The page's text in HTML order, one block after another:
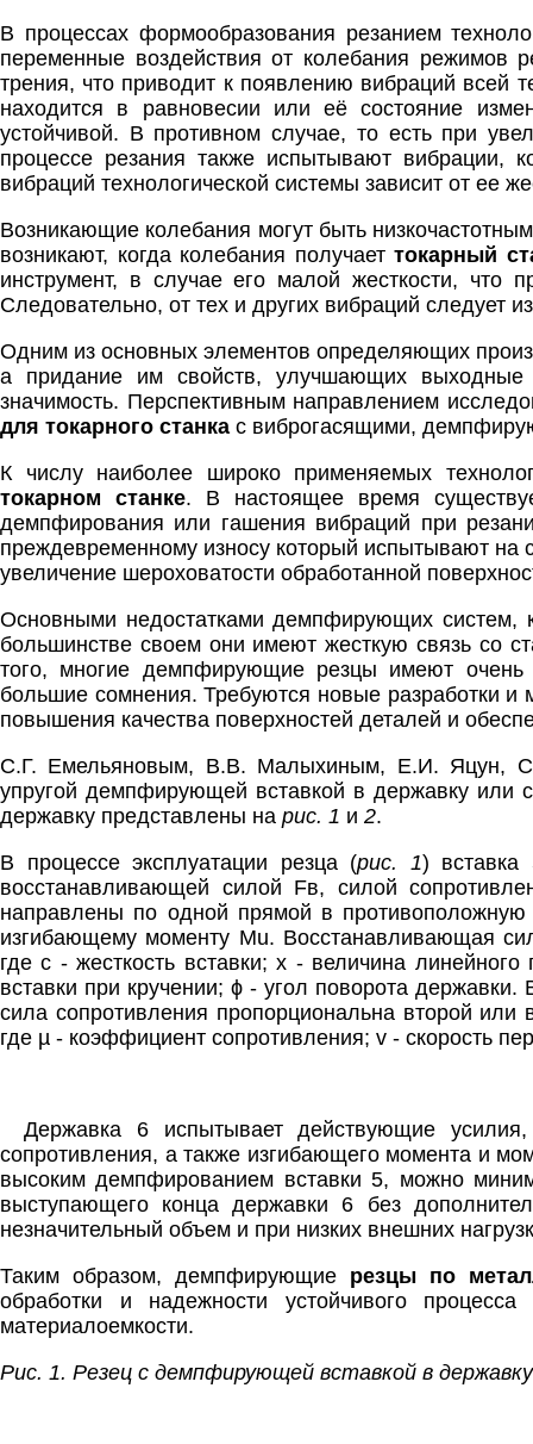
В процессах формообразования резанием
переменные воздействия от колебания режимов
трения, что приводит к появлению вибраций всей
находится в равновесии или её состояние
устойчивой. В противном случае, то есть при
процессе резания также испытывают вибрации,
вибраций технологической системы зависит от ее
Возникающие колебания могут быть
возникают, когда колебания получаеттокарный
инструмент, в случае его малой жесткости, что
Следовательно, от тех и других вибраций следует
Одним из основных элементов определяющих
а придание им свойств, улучшающих выходные
значимость. Перспективным направлением
для токарного станка с виброгасящими,
К числу наиболее широко применяемых
токарном станке. В настоящее время
демпфирования или гашения вибраций при
преждевременному износу который испытывают на
увеличение шероховатости обработанной
Основными недостатками демпфирующих систем,
большинстве своем они имеют жесткую связь со
того, многие демпфирующие резцы имеют очень
большие сомнения. Требуются новые разработки и
повышения качества поверхностей деталей и
С.Г. Емельяновым, В.В. Малыхиным, Е.И. Яцун,
упругой демпфирующей вставкой в державку или
державку представлены на рис. 1 и 2.
В процессе эксплуатации резца (рис. 1) вставка
восстанавливающей силой Fв, силой
направлены по одной прямой в
изгибающему моменту Мu. Восстанавливающая
где с - жесткость вставки; x - величина
вставки при кручении; ϕ - угол поворота
сила сопротивления пропорциональна второй
где µ - коэффициент сопротивления; v - скорость
Державка 6 испытывает действующие
сопротивления, а также изгибающего момента и
высоким демпфированием вставки 5, можно
выступающего конца державки 6 без
незначительный объем и при низких внешних
Таким образом, демпфирующие резцы по
обработки и надежности устойчивого
материалоемкости.
Рис. 1. Резец с демпфирующей вставкой в державку